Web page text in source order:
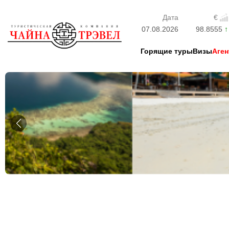
Дата
€
07.08.2026
98.8555
Горящие турыВизы